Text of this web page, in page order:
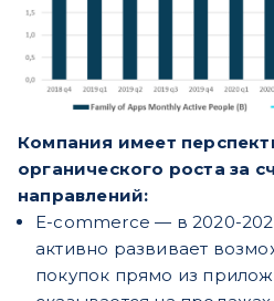
Компания имеет
органического роста за
направлений:
E-commerce — в 2020-
активно развивает
покупок прямо из